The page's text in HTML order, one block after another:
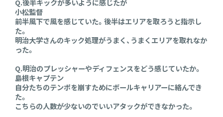
Q.後半キックが多いように感じたが
小松監督
前半風下で風を感じていた。後半はエリアを取ろうと指示し
た。
明治大学さんのキック処理がうまく、うまくエリアを取れなか
った。
Q.明治のプレッシャーやディフェンスをどう感じていたか。
島根キャプテン
自分たちのテンポを崩すためにボールキャリアーに絡んでき
た。
こちらの人数が少ないのでいいアタックができなかった。